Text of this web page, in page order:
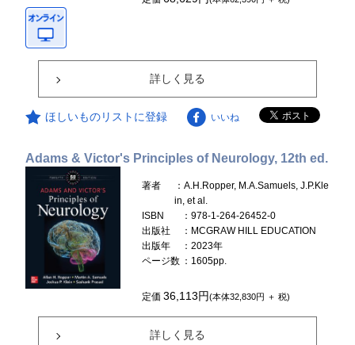
詳しく見る
ほしいものリストに登録 いいね
Adams & Victor's Principles of Neurology, 12th ed.
著者
：A.H.Ropper, M.A.Samuels, J.P.Kle
in, et al.
ISBN
：978-1-264-26452-0
出版社
：MCGRAW HILL EDUCATION
出版年
：2023年
ページ数 ：1605pp.
定価36,113円(本体32,830円 ＋ 税)
詳しく見る